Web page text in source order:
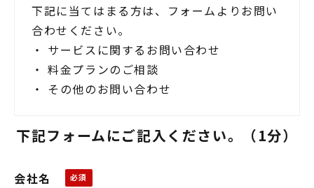
下記に当てはまる方は、フォームよりお問い
合わせください。
・ サービスに関するお問い合わせ
・ 料金プランのご相談
・ その他のお問い合わせ
下記フォームにご記入ください。（1分）
会社名